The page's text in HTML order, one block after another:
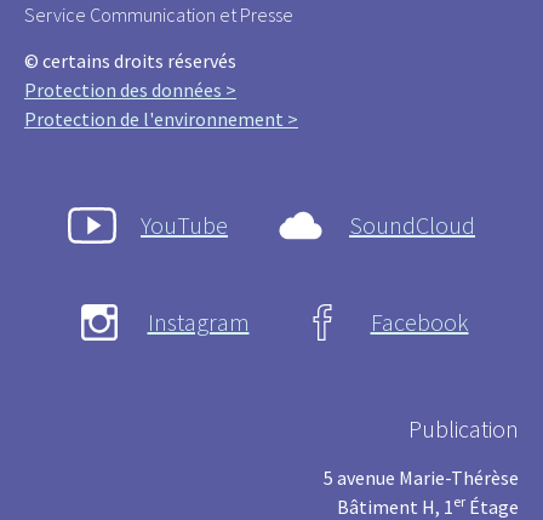
Service Communication et Presse
© certains droits réservés
Protection des données >
Protection de l'environnement >
YouTube SoundCloud
Instagram Facebook
Publication
5 avenue Marie-Thérèse
Bâtiment H, 1 er Étage